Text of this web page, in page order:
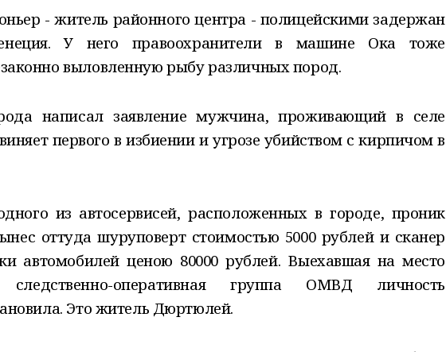
- житель районного центра - полицейскими задержан
У него правоохранители в машине Ока тоже
выловленную рыбу различных пород.
написал заявление мужчина, проживающий в селе
первого в избиении и угрозе убийством с кирпичом в
из автосервисей, расположенных в городе, проник
оттуда шуруповерт стоимостью 5000 рублей и сканер
автомобилей ценою 80000 рублей. Выехавшая на место
следственно-оперативная группа ОМВД личность
Это житель Дюртюлей.